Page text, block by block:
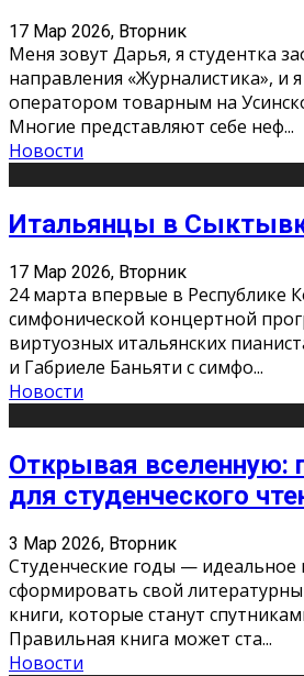
17 Мар 2026, Вторник
Меня зовут Дарья, я студентка
направления «Журналистика», и
оператором товарным на
Многие представляют себе неф...
Новости
Итальянцы в
17 Мар 2026, Вторник
24 марта впервые в Республике
симфонической концертной
виртуозных итальянских
и Габриеле Баньяти с симфо...
Новости
Открывая вселенную:
для студенческого
3 Мар 2026, Вторник
Студенческие годы — идеальное
сформировать свой
книги, которые станут
Правильная книга может ста...
Новости